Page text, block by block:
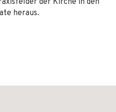
der Kirche in den
heraus.